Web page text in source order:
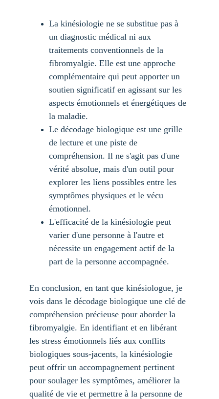
La kinésiologie ne se substitue pas à
un diagnostic médical ni aux
traitements conventionnels de la
fibromyalgie. Elle est une approche
complémentaire qui peut apporter un
soutien significatif en agissant sur les
aspects émotionnels et énergétiques de
la maladie.
Le décodage biologique est une grille
de lecture et une piste de
compréhension. Il ne s'agit pas d'une
vérité absolue, mais d'un outil pour
explorer les liens possibles entre les
symptômes physiques et le vécu
émotionnel.
L'efficacité de la kinésiologie peut
varier d'une personne à l'autre et
nécessite un engagement actif de la
part de la personne accompagnée.
En conclusion, en tant que kinésiologue, je
vois dans le décodage biologique une clé de
compréhension précieuse pour aborder la
fibromyalgie. En identifiant et en libérant
les stress émotionnels liés aux conflits
biologiques sous-jacents, la kinésiologie
peut offrir un accompagnement pertinent
pour soulager les symptômes, améliorer la
qualité de vie et permettre à la personne de